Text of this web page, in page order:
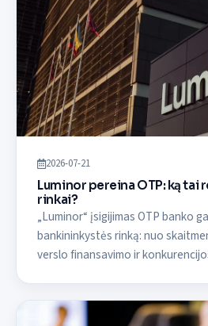
2026-07-21
Luminor pereina OTP: ką tai
rinkai?
„Luminor“ įsigijimas OTP banko
bankininkystės rinką: nuo
verslo finansavimo ir